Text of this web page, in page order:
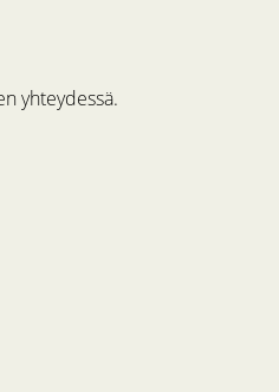
yhteydessä.